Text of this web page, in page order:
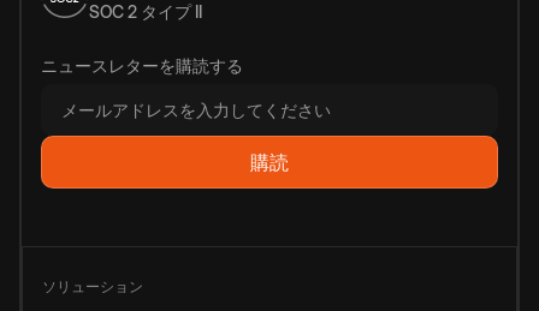
SOC 2 タイプ II
ニュースレターを購読する
ソリューション